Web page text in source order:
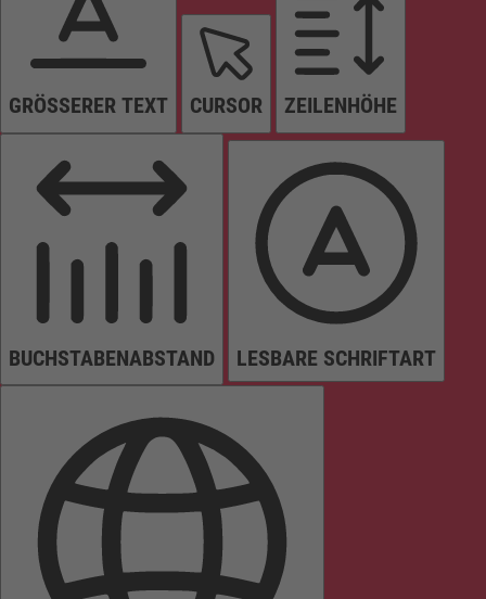
GRÖSSERER TEXT CURSOR ZEILENHÖHE
BUCHSTABENABSTAND LESBARE SCHRIFTART